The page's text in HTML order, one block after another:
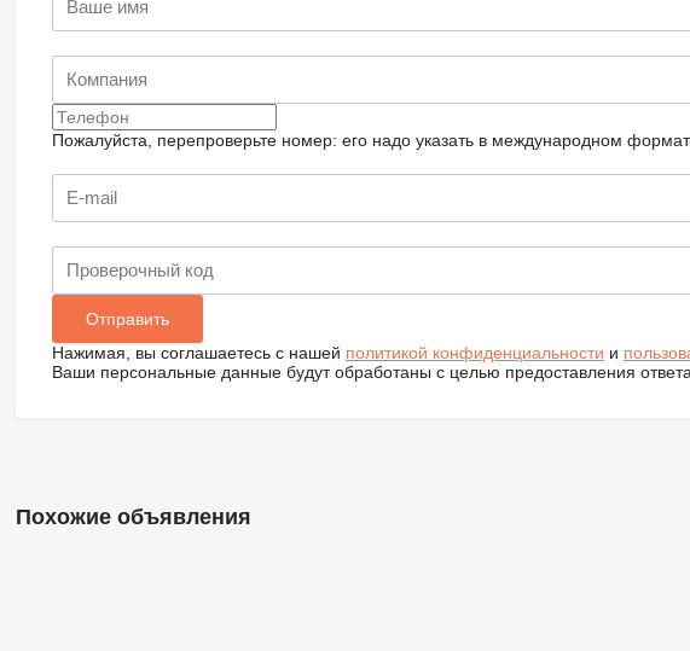
Пожалуйста, перепроверьте номер: его надо указать в международном
Нажимая, вы соглашаетесь с нашей политикой конфиденциальности и
Ваши персональные данные будут обработаны с целью предоставления
Похожие объявления